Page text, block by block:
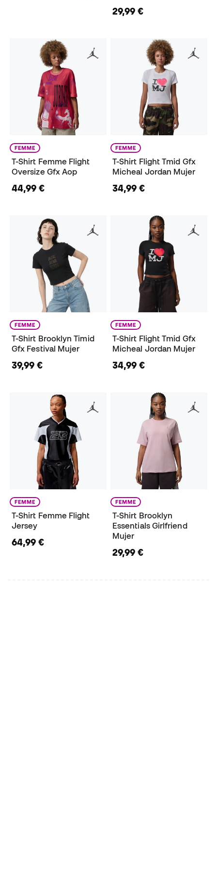
29,99 €
FEMME
T-Shirt Femme Flight
Oversize Gfx Aop
44,99 €
FEMME
T-Shirt Flight Tmid Gfx
Micheal Jordan Mujer
34,99 €
FEMME
T-Shirt Brooklyn Timid
Gfx Festival Mujer
39,99 €
FEMME
T-Shirt Flight Tmid Gfx
Micheal Jordan Mujer
34,99 €
FEMME
T-Shirt Femme Flight
Jersey
64,99 €
FEMME
T-Shirt Brooklyn
Essentials Girlfriend
Mujer
29,99 €